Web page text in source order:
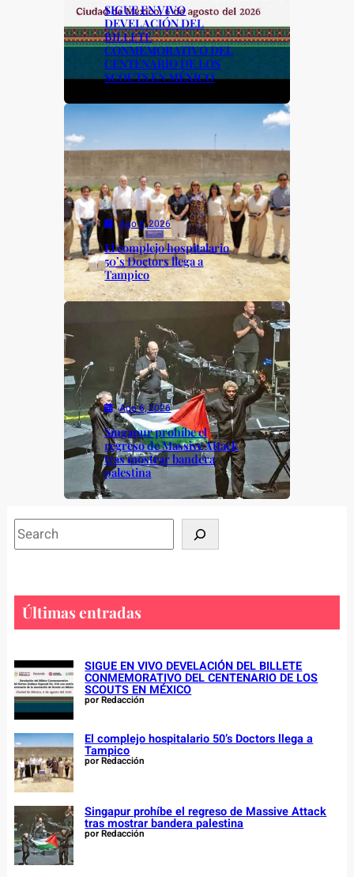
SIGUE EN VIVO
DEVELACIÓN DEL
BILLETE
CONMEMORATIVO DEL
CENTENARIO DE LOS
SCOUTS EN MÉXICO
Ago 6, 2026
El complejo hospitalario
50’s Doctors llega a
Tampico
Ago 6, 2026
Singapur prohíbe el
regreso de Massive Attack
tras mostrar bandera
palestina
S
e
h
Últimas entradas
SIGUE EN VIVO DEVELACIÓN DEL BILLETE
CONMEMORATIVO DEL CENTENARIO DE LOS
SCOUTS EN MÉXICO
por Redacción
El complejo hospitalario 50’s Doctors llega a
Tampico
por Redacción
Singapur prohíbe el regreso de Massive Attack
tras mostrar bandera palestina
por Redacción